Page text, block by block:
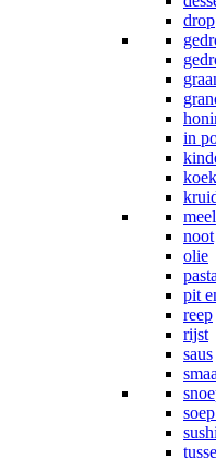
drop
in
koek
noot
olie
pit
reep
rijst
saus